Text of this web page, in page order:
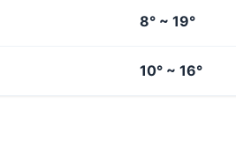
8° ~ 19°
10° ~ 16°